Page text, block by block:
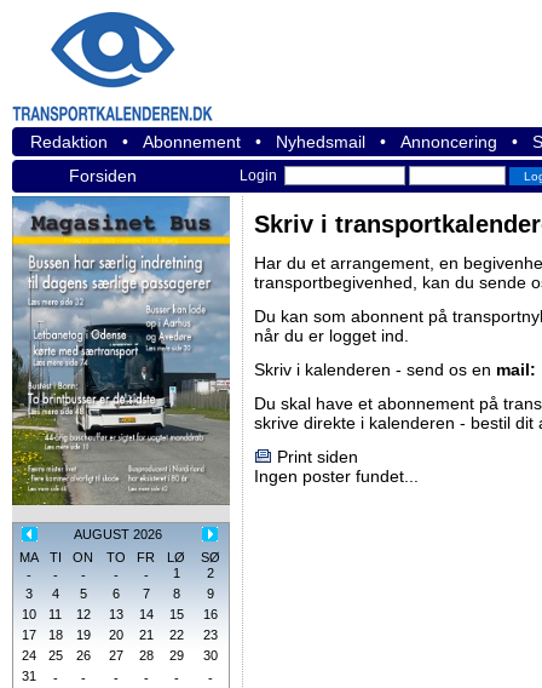
Redaktion • Abonnement • Nyhedsmail • Annoncering •
Forsiden
Login
AUGUST 2026
MA
TI ON TO FR LØ
SØ
-
- - - - 1
2
3
4 5 6 7 8
9
10
11 12 13 14 15
16
17
18 19 20 21 22
23
24
25 26 27 28 29
30
31
- - - - -
-
Skriv i
Har du et arrangement, en
transportbegivenhed, kan du sende
Du kan som abonnent på
når du er logget ind.
Skriv i kalenderen - send os en mail:
Du skal have et abonnement på
skrive direkte i kalenderen - bestil dit
Print siden
Ingen poster fundet...